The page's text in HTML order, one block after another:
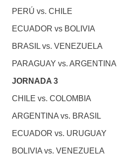
PERÚ vs. CHILE
ECUADOR vs BOLIVIA
BRASIL vs. VENEZUELA
PARAGUAY vs. ARGENTINA
JORNADA 3
CHILE vs. COLOMBIA
ARGENTINA vs. BRASIL
ECUADOR vs. URUGUAY
BOLIVIA vs. VENEZUELA